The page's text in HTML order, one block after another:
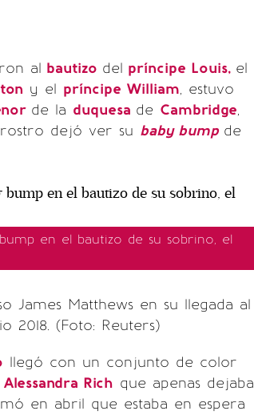
al bautizo del príncipe Louis, el
y el príncipe William, estuvo
de la duquesa de Cambridge,
dejó ver su baby bump de
en el bautizo de su sobrino, el
James Matthews en su llegada al
2018. (Foto: Reuters)
llegó con un conjunto de color
Alessandra Rich que apenas dejaba
en abril que estaba en espera